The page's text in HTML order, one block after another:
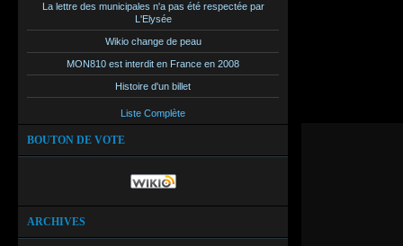
La lettre des municipales n'a pas été respectée par
L'Elysée
Wikio change de peau
MON810 est interdit en France en 2008
Histoire d'un billet
Liste Complète
BOUTON DE VOTE
ARCHIVES